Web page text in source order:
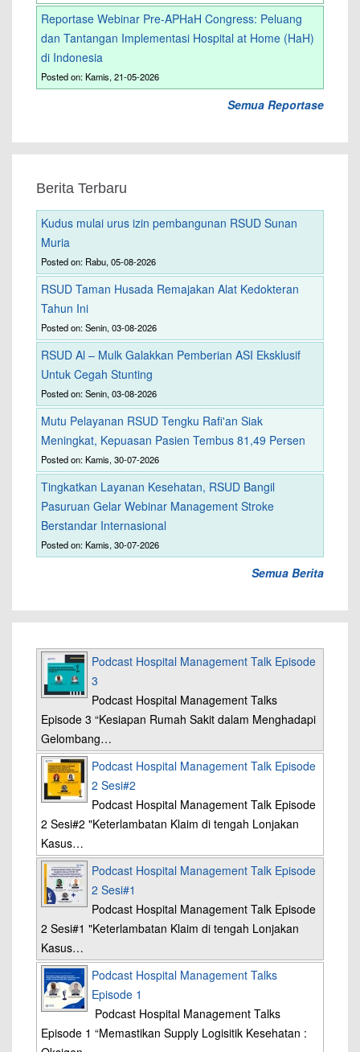
Reportase Webinar Pre-APHaH Congress: Peluang
dan Tantangan Implementasi Hospital at Home (HaH)
di Indonesia
Posted on: Kamis, 21-05-2026
Semua Reportase
Berita Terbaru
Kudus mulai urus izin pembangunan RSUD Sunan
Muria
Posted on: Rabu, 05-08-2026
RSUD Taman Husada Remajakan Alat Kedokteran
Tahun Ini
Posted on: Senin, 03-08-2026
RSUD Al – Mulk Galakkan Pemberian ASI Eksklusif
Untuk Cegah Stunting
Posted on: Senin, 03-08-2026
Mutu Pelayanan RSUD Tengku Rafi'an Siak
Meningkat, Kepuasan Pasien Tembus 81,49 Persen
Posted on: Kamis, 30-07-2026
Tingkatkan Layanan Kesehatan, RSUD Bangil
Pasuruan Gelar Webinar Management Stroke
Berstandar Internasional
Posted on: Kamis, 30-07-2026
Semua Berita
Podcast Hospital Management Talk Episode
3
Podcast Hospital Management Talks
Episode 3 “Kesiapan Rumah Sakit dalam Menghadapi
Gelombang…
Podcast Hospital Management Talk Episode
2 Sesi#2
Podcast Hospital Management Talk Episode
2 Sesi#2 "Keterlambatan Klaim di tengah Lonjakan
Kasus…
Podcast Hospital Management Talk Episode
2 Sesi#1
Podcast Hospital Management Talk Episode
2 Sesi#1 "Keterlambatan Klaim di tengah Lonjakan
Kasus…
Podcast Hospital Management Talks
Episode 1
Podcast Hospital Management Talks
Episode 1 “Memastikan Supply Logisitik Kesehatan :